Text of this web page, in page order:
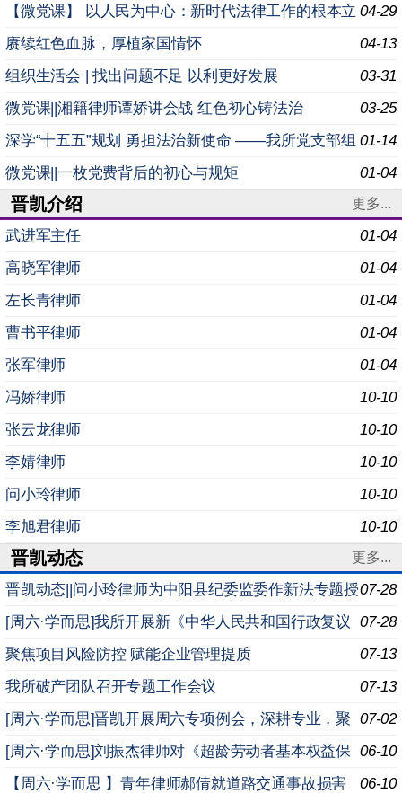
04-29
【微党课】 以人民为中心：新时代法律工作的根本立
场
04-13
赓续红色血脉，厚植家国情怀
03-31
组织生活会 | 找出问题不足 以利更好发展
03-25
微党课||湘籍律师谭娇讲会战 红色初心铸法治
01-14
深学“十五五”规划 勇担法治新使命 ——我所党支部组
织专题党课学习 为深入学习贯彻党的二十届四中全
01-04
微党课||一枚党费背后的初心与规矩
晋凯介绍 更多...
01-04
武进军主任
01-04
高晓军律师
01-04
左长青律师
01-04
曹书平律师
01-04
张军律师
10-10
冯娇律师
10-10
张云龙律师
10-10
李婧律师
10-10
问小玲律师
10-10
李旭君律师
晋凯动态 更多...
07-28
晋凯动态||问小玲律师为中阳县纪委监委作新法专题授
课
07-28
[周六·学而思]我所开展新《中华人民共和国行政复议
法实施条例》专题学习例会
07-13
聚焦项目风险防控 赋能企业管理提质
07-13
我所破产团队召开专题工作会议
07-02
[周六·学而思]晋凯开展周六专项例会，深耕专业，聚
焦法律沟通多维能力提升
06-10
[周六·学而思]刘振杰律师对《超龄劳动者基本权益保
障暂行规定》进行专题解读
06-10
【周六·学而思 】青年律师郝倩就道路交通事故损害